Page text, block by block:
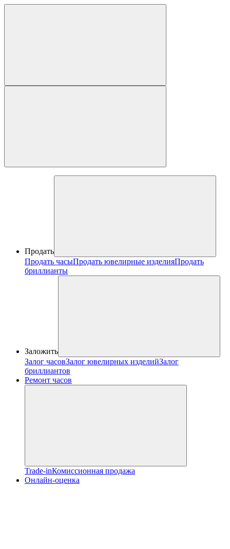
Продать
Продать часыПродать ювелирные изделияПродать
бриллианты
Заложить
Залог часовЗалог ювелирных изделийЗалог
бриллиантов
Ремонт часов
Trade-inКомиссионная продажа
Онлайн-оценка